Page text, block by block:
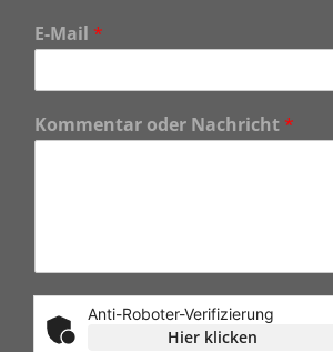
E-Mail *
Kommentar oder Nachricht *
Anti-Roboter-Verifizierung
Hier klicken